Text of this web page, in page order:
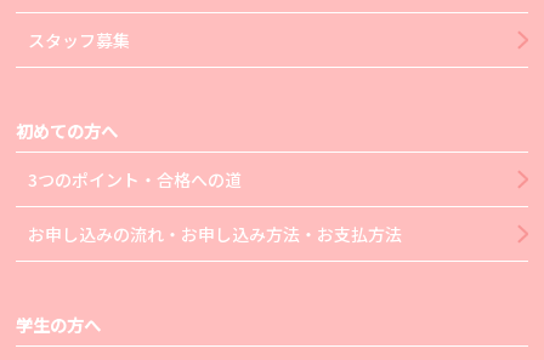
スタッフ募集
初めての方へ
3つのポイント・合格への道
お申し込みの流れ・お申し込み方法・お支払方法
学生の方へ